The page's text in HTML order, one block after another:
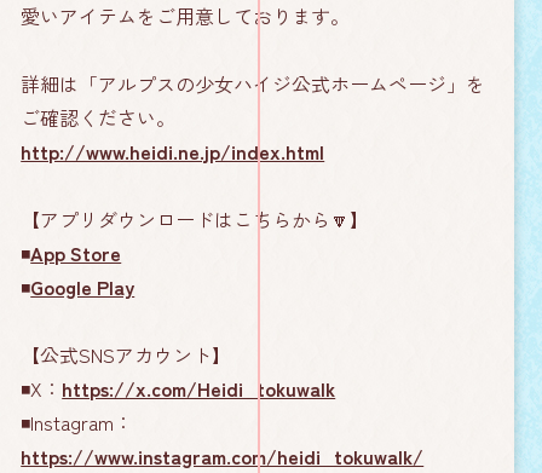
愛いアイテムをご用意しております。
詳細は「アルプスの少女ハイジ公式ホームページ」を
ご確認ください。
http://www.heidi.ne.jp/index.html
【アプリダウンロードはこちらから🔽】
◾️App Store
◾️Google Play
【公式SNSアカウント】
◾️X： https://x.com/Heidi_tokuwalk
◾️Instagram：
https://www.instagram.com/heidi_tokuwalk/